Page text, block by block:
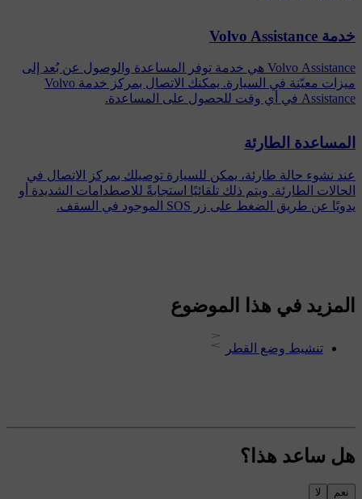
خدمة ‏Volvo Assistance
Volvo Assistance هي خدمة توفر المساعدة والوصول عن بُعد إلى
ميزات معيّنة في السيارة. يمكنك الاتصال بمركز خدمة Volvo
Assistance في أي وقت للحصول على المساعدة.
المساعدة الطارئة
عند نشوء حالة طارئة، يمكن للسيارة توصيلك بمركز الاتصال في
الحالات الطارئة. ويتم ذلك تلقائيًا استجابةً للاصطدامات الشديدة أو
يدويًا عن طريق الضغط على زر SOS الموجود في السقف.
المزيد في هذا الموضوع
تنشيط وضع القطر
هل ساعد هذا؟
نعم لا